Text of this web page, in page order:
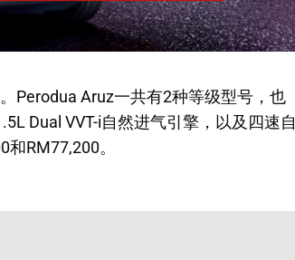
Perodua Aruz一共有2种等级型号，也
Dual VVT-i自然进气引擎，以及四速自
RM77,200。